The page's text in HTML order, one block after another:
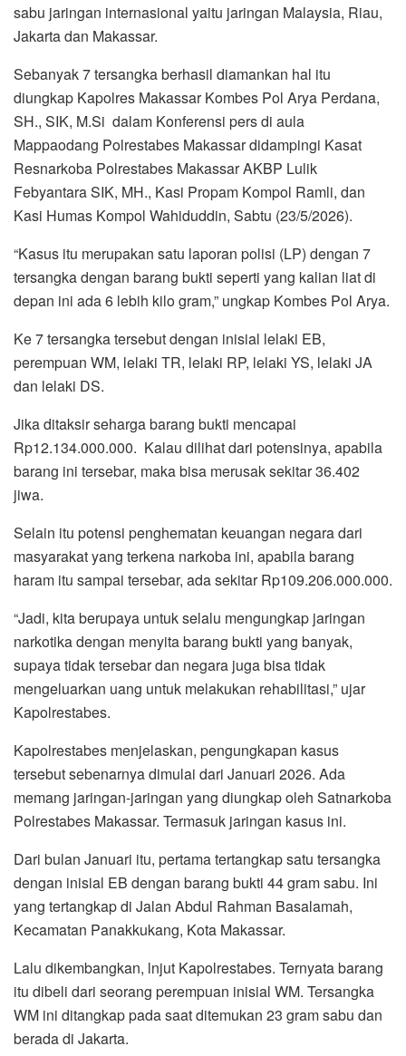
sabu jaringan internasional yaitu jaringan Malaysia, Riau,
Jakarta dan Makassar.
Sebanyak 7 tersangka berhasil diamankan hal itu
diungkap Kapolres Makassar Kombes Pol Arya Perdana,
SH., SIK, M.Si dalam Konferensi pers di aula
Mappaodang Polrestabes Makassar didampingi Kasat
Resnarkoba Polrestabes Makassar AKBP Lulik
Febyantara SIK, MH., Kasi Propam Kompol Ramli, dan
Kasi Humas Kompol Wahiduddin, Sabtu (23/5/2026).
“Kasus itu merupakan satu laporan polisi (LP) dengan 7
tersangka dengan barang bukti seperti yang kalian liat di
depan ini ada 6 lebih kilo gram,” ungkap Kombes Pol Arya.
Ke 7 tersangka tersebut dengan inisial lelaki EB,
perempuan WM, lelaki TR, lelaki RP, lelaki YS, lelaki JA
dan lelaki DS.
Jika ditaksir seharga barang bukti mencapai
Rp12.134.000.000. Kalau dilihat dari potensinya, apabila
barang ini tersebar, maka bisa merusak sekitar 36.402
jiwa.
Selain itu potensi penghematan keuangan negara dari
masyarakat yang terkena narkoba ini, apabila barang
haram itu sampai tersebar, ada sekitar Rp109.206.000.000.
“Jadi, kita berupaya untuk selalu mengungkap jaringan
narkotika dengan menyita barang bukti yang banyak,
supaya tidak tersebar dan negara juga bisa tidak
mengeluarkan uang untuk melakukan rehabilitasi,” ujar
Kapolrestabes.
Kapolrestabes menjelaskan, pengungkapan kasus
tersebut sebenarnya dimulai dari Januari 2026. Ada
memang jaringan-jaringan yang diungkap oleh Satnarkoba
Polrestabes Makassar. Termasuk jaringan kasus ini.
Dari bulan Januari itu, pertama tertangkap satu tersangka
dengan inisial EB dengan barang bukti 44 gram sabu. Ini
yang tertangkap di Jalan Abdul Rahman Basalamah,
Kecamatan Panakkukang, Kota Makassar.
Lalu dikembangkan, lnjut Kapolrestabes. Ternyata barang
itu dibeli dari seorang perempuan inisial WM. Tersangka
WM ini ditangkap pada saat ditemukan 23 gram sabu dan
berada di Jakarta.